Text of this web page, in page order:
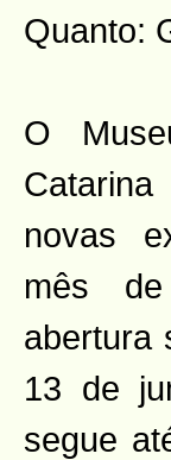
Quanto:
O
novas
mês
abertura
13 de
segue